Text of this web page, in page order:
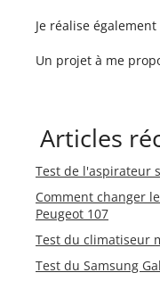
Je réalise
Un projet à me
Articles
Test de l'aspirateur
Comment changer
Peugeot 107
Test du climatiseur
Test du Samsung